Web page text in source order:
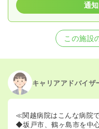
通
この施設
キャリアアドバイザ
≪関越病院はこんな病院
◆坂戸市、鶴ヶ島市を中